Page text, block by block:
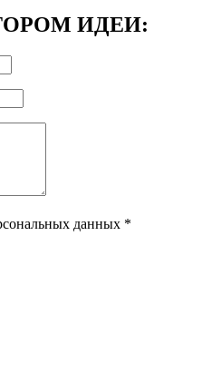
ИДЕИ:
данных *